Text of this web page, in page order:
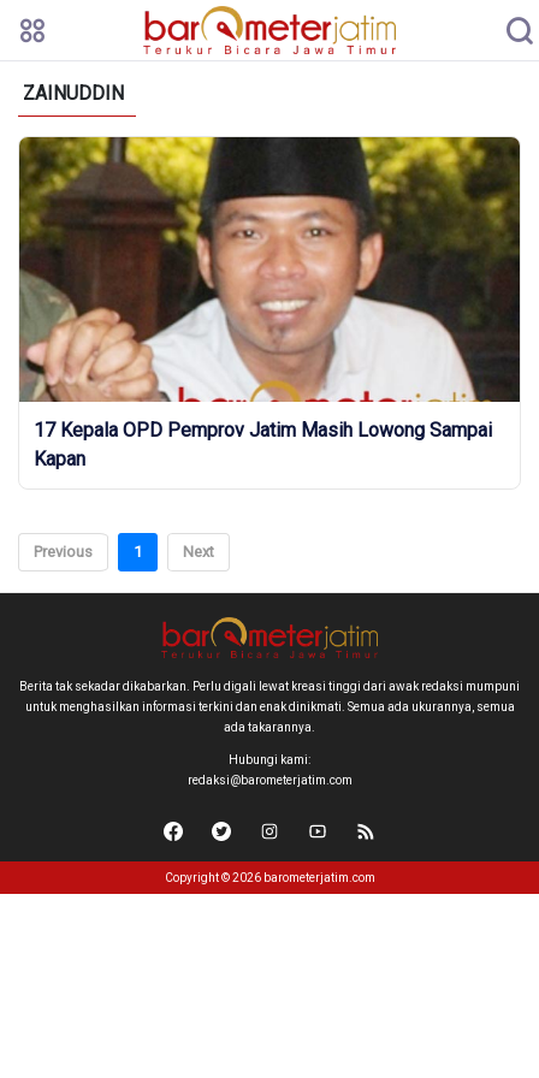
ZAINUDDIN
17 Kepala OPD Pemprov Jatim Masih Lowong Sampai
Kapan
Previous 1 Next
Berita tak sekadar dikabarkan. Perlu digali lewat kreasi tinggi dari awak redaksi mumpuni
untuk menghasilkan informasi terkini dan enak dinikmati. Semua ada ukurannya, semua
ada takarannya.
Hubungi kami:
redaksi@barometerjatim.com
Copyright © 2026 barometerjatim.com